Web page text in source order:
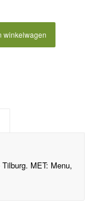
winkelwagen
MET: Menu,